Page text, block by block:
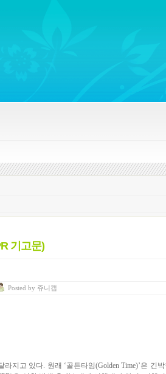
기고문)
Posted by 쥬니캡
라지고 있다. 원래 ‘골든타임(Golden Time)’은 긴